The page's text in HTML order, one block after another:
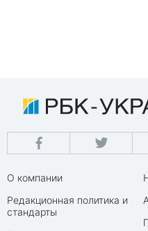
О компании
Редакционная политика и
стандарты